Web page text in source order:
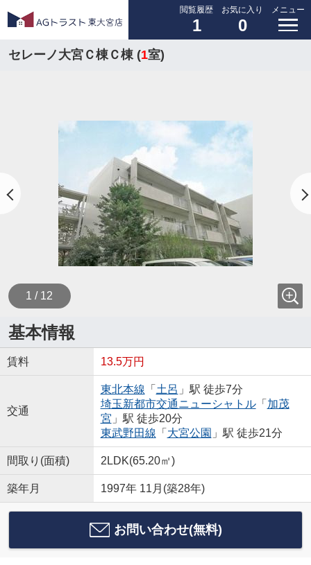
閲覧履歴
1
お気に入り
0
メニュー
セレーノ大宮Ｃ棟Ｃ棟 (1室)
1 / 12
基本情報
賃料 13.5万円
交通
東北本線 「 土呂 」駅 徒歩7分
埼玉新都市交通ニューシャトル「 加茂
宮 」駅 徒歩20分
東武野田線 「 大宮公園 」駅 徒歩21分
間取り(面積) 2LDK(65.20㎡)
築年月 1997年 11月(築28年)
お問い合わせ(無料)